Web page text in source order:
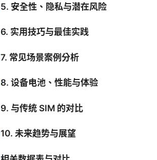
5. 安全性、隐私与潜在风险
6. 实用技巧与最佳实践
7. 常见场景案例分析
8. 设备电池、性能与体验
9. 与传统 SIM 的对比
10. 未来趋势与展望